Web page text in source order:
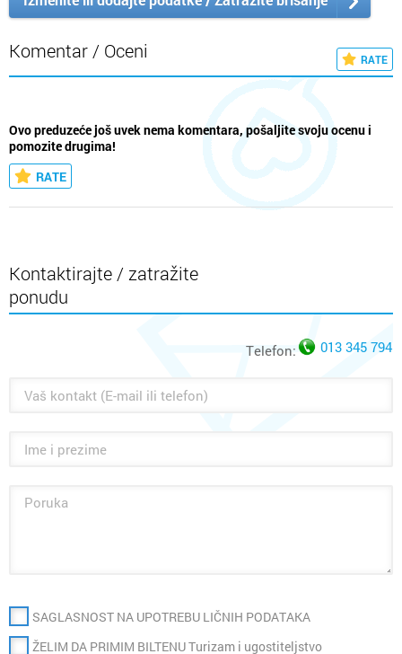
Komentar / Oceni RATE
Ovo preduzeće još uvek nema komentara, pošaljite svoju ocenu i
pomozite drugima!
RATE
Kontaktirajte / zatražite
ponudu
Telefon: 013 345 794
SAGLASNOST NA UPOTREBU LIČNIH PODATAKA
ŽELIM DA PRIMIM BILTENU Turizam i ugostiteljstvo